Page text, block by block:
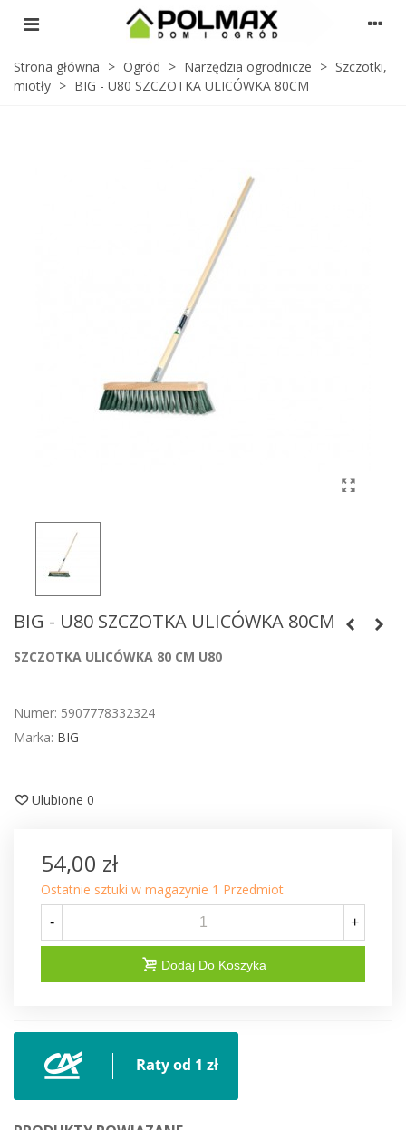
Strona główna > Ogród > Narzędzia ogrodnicze > Szczotki,
miotły > BIG - U80 SZCZOTKA ULICÓWKA 80CM
BIG - U80 SZCZOTKA ULICÓWKA 80CM
SZCZOTKA ULICÓWKA 80 CM U80
Numer: 5907778332324
Marka: BIG
Ulubione 0
54,00 zł
Ostatnie sztuki w magazynie 1 Przedmiot
- +
Dodaj Do Koszyka